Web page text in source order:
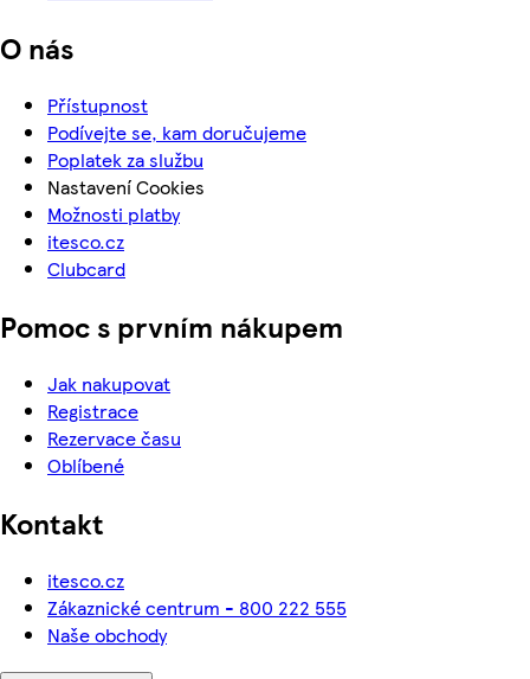
O nás
Přístupnost
Podívejte se, kam doručujeme
Poplatek za službu
Nastavení Cookies
Možnosti platby
itesco.cz
Clubcard
Pomoc s prvním nákupem
Jak nakupovat
Registrace
Rezervace času
Oblíbené
Kontakt
itesco.cz
Zákaznické centrum - 800 222 555
Naše obchody